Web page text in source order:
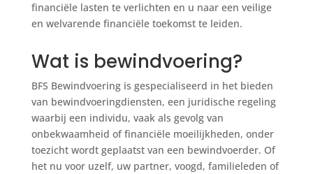
financiële lasten te verlichten en u naar een veilige
en welvarende financiële toekomst te leiden.
Wat is bewindvoering?
BFS Bewindvoering is gespecialiseerd in het bieden
van bewindvoeringdiensten, een juridische regeling
waarbij een individu, vaak als gevolg van
onbekwaamheid of financiële moeilijkheden, onder
toezicht wordt geplaatst van een bewindvoerder. Of
het nu voor uzelf, uw partner, voogd, familieleden of